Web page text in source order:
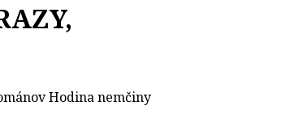
Hodina nemčiny